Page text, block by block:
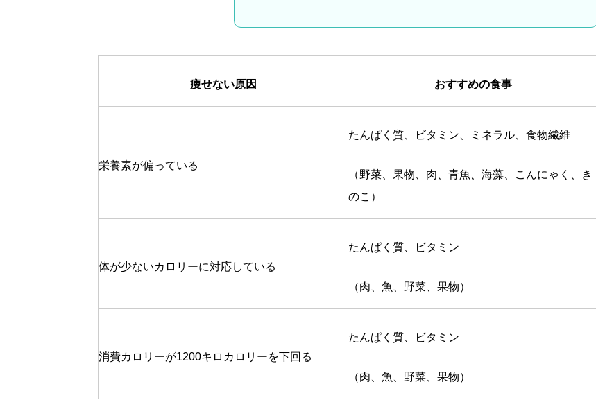
痩せない原因 おすすめの食事
栄養素が偏っている
たんぱく質、ビタミン、ミネラル、食物繊維
（野菜、果物、肉、青魚、海藻、こんにゃく、き
のこ）
体が少ないカロリーに対応している
たんぱく質、ビタミン
（肉、魚、野菜、果物）
消費カロリーが1200キロカロリーを下回る
たんぱく質、ビタミン
（肉、魚、野菜、果物）